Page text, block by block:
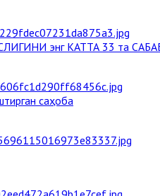
энг КАТТА 33 та
саҳоба